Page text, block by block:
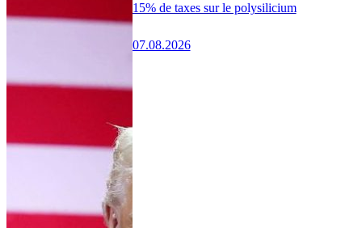
15% de taxes sur le polysilicium
07.08.2026